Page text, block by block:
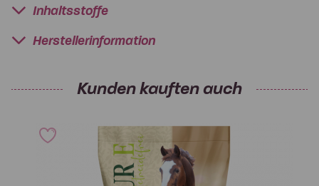
Inhaltsstoffe
Herstellerinformation
Kunden kauften auch